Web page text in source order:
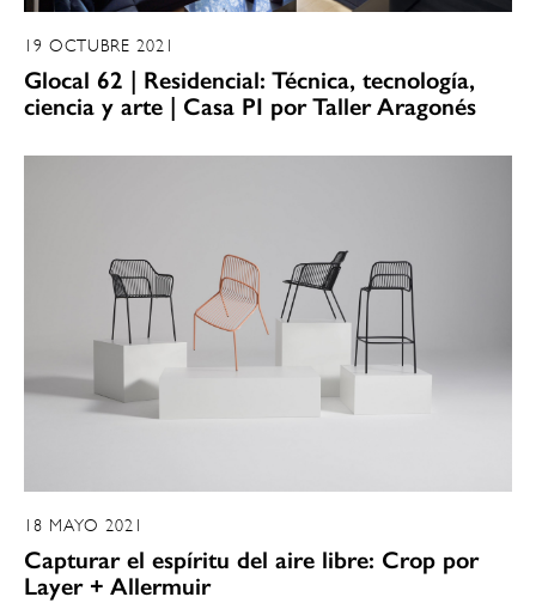
19 OCTUBRE 2021
Glocal 62 | Residencial: Técnica, tecnología,
ciencia y arte | Casa PI por Taller Aragonés
18 MAYO 2021
Capturar el espíritu del aire libre: Crop por
Layer + Allermuir